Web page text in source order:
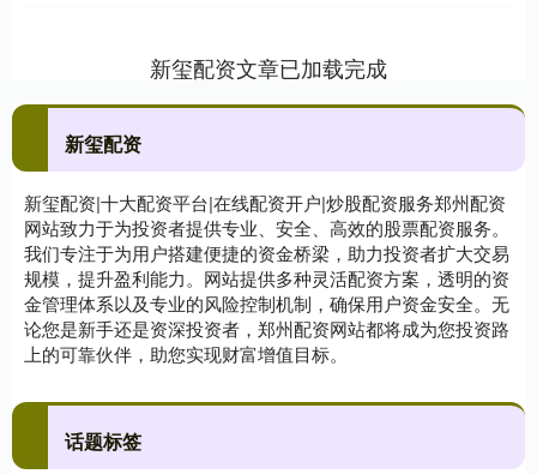
新玺配资文章已加载完成
新玺配资
新玺配资|十大配资平台|在线配资开户|炒股配资服务郑州配资
网站致力于为投资者提供专业、安全、高效的股票配资服务。
我们专注于为用户搭建便捷的资金桥梁，助力投资者扩大交易
规模，提升盈利能力。网站提供多种灵活配资方案，透明的资
金管理体系以及专业的风险控制机制，确保用户资金安全。无
论您是新手还是资深投资者，郑州配资网站都将成为您投资路
上的可靠伙伴，助您实现财富增值目标。
话题标签